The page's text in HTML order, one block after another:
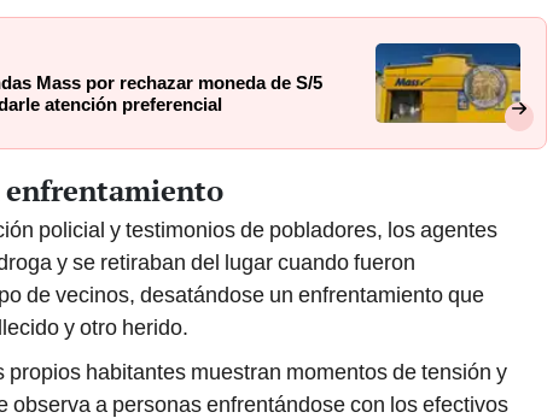
Mass por rechazar moneda de S/5
atención preferencial
enfrentamiento
policial y testimonios de pobladores, los agentes
y se retiraban del lugar cuando fueron
de vecinos, desatándose un enfrentamiento que
y otro herido.
propios habitantes muestran momentos de tensión y
observa a personas enfrentándose con los efectivos